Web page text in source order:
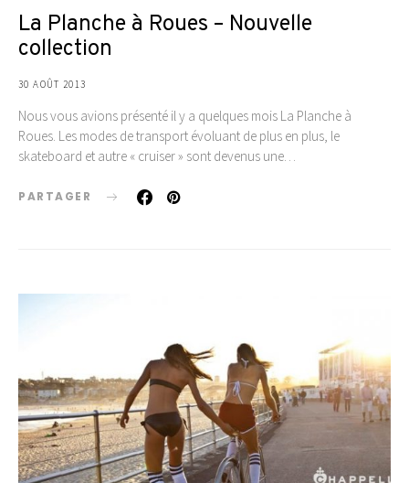
La Planche à Roues – Nouvelle
collection
30 AOÛT 2013
Nous vous avions présenté il y a quelques mois La Planche à
Roues. Les modes de transport évoluant de plus en plus, le
skateboard et autre « cruiser » sont devenus une…
PARTAGER